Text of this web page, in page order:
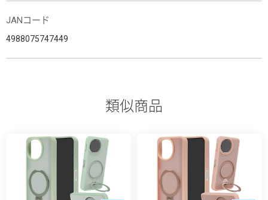
JANコード
4988075747449
類似商品